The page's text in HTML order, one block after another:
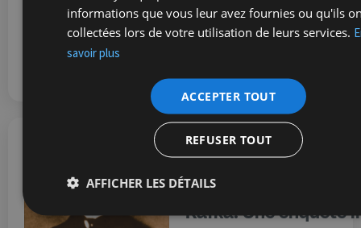
p.
Je lis, tu lis, ils écrivent par
Je lis, tu lis, ils
Veinstein, J’irai
Kafka. Une enquête
informations que vous leur avez fournies ou qu'ils
collectées lors de votre utilisation de leurs services.
savoir plus
ACCEPTER TOUT
REFUSER TOUT
AFFICHER LES DÉTAILS